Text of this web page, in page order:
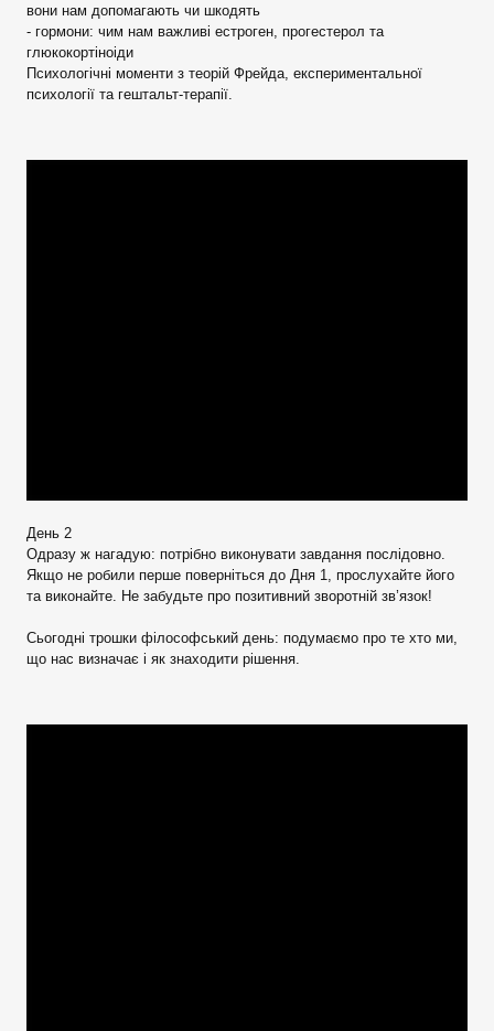
вони нам допомагають чи шкодять
- гормони: чим нам важливі естроген, прогестерол та
глюкокортіноіди
Психологічні моменти з теорій Фрейда, експериментальної
психології та гештальт-терапії.
День 2
Одразу ж нагадую: потрібно виконувати завдання послідовно.
Якщо не робили перше поверніться до Дня 1, прослухайте його
та виконайте. Не забудьте про позитивний зворотній зв’язок!
Сьогодні трошки філософський день: подумаємо про те хто ми,
що нас визначає і як знаходити рішення.